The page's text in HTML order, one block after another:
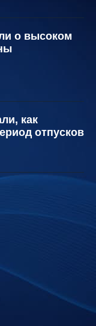
о высоком
как
отпусков